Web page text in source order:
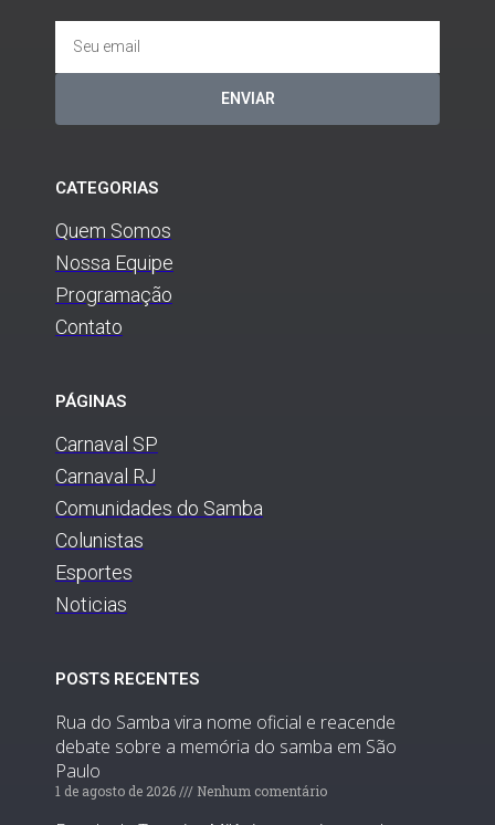
ENVIAR
CATEGORIAS
Quem Somos
Nossa Equipe
Programação
Contato
PÁGINAS
Carnaval SP
Carnaval RJ
Comunidades do Samba
Colunistas
Esportes
Noticias
POSTS RECENTES
Rua do Samba vira nome oficial e reacende
debate sobre a memória do samba em São
Paulo
1 de agosto de 2026 Nenhum comentário